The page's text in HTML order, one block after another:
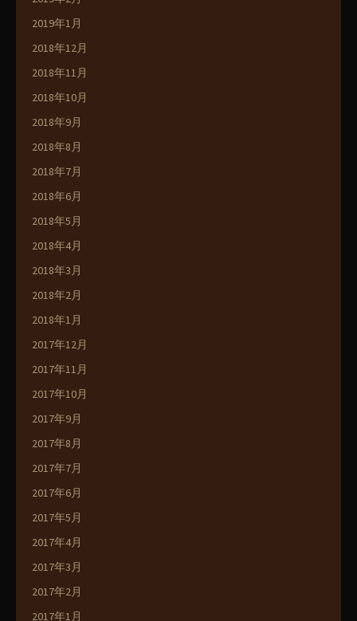
2019年1月
2018年12月
2018年11月
2018年10月
2018年9月
2018年8月
2018年7月
2018年6月
2018年5月
2018年4月
2018年3月
2018年2月
2018年1月
2017年12月
2017年11月
2017年10月
2017年9月
2017年8月
2017年7月
2017年6月
2017年5月
2017年4月
2017年3月
2017年2月
2017年1月